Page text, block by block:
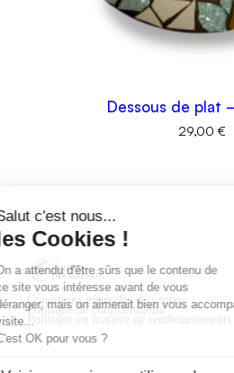
Dessous de plat
29,00 €
Conditions générales de ventes
Politique de confidentialité
Politique en matière de remboursements